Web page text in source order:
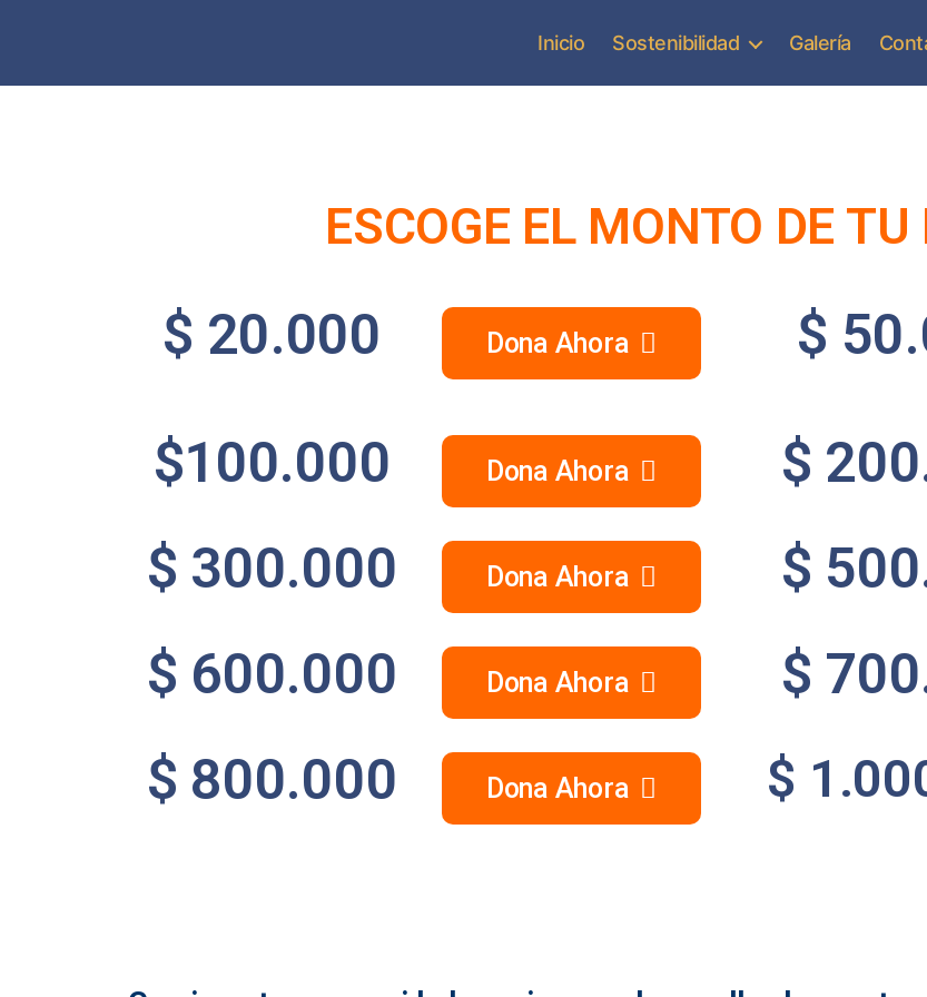
Inicio Sostenibilidad Galería
ESCOGE EL MONTO DE
$ 20.000 Dona Ahora $
$100.000 Dona Ahora $
$ 300.000 Dona Ahora $
$ 600.000 Dona Ahora $
$ 800.000 Dona Ahora $